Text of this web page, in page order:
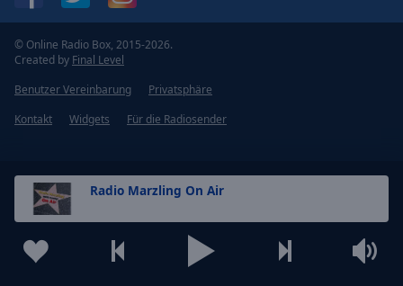
Radio Marzling On Air
© Online Radio Box, 2015-2026.
Created by Final Level
Benutzer Vereinbarung
Privatsphäre
Kontakt
Widgets Für die Radiosender